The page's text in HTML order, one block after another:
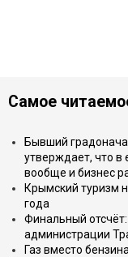
Самое
Бывший
утверждает, что в
вообще и бизнес
Крымский туризм
года
Финальный отсчёт:
администрации
Газ вместо